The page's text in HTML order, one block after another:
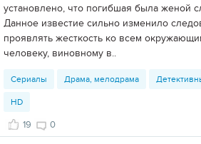
установлено, что погибшая была женой
Данное известие сильно изменило
проявлять жесткость ко всем
человеку, виновному в..
Сериалы Драма, мелодрама
HD
19 0